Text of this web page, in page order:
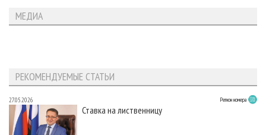
МЕДИА
РЕКОМЕНДУЕМЫЕ СТАТЬИ
27.05.2026 Регион номера
Ставка на лиственницу